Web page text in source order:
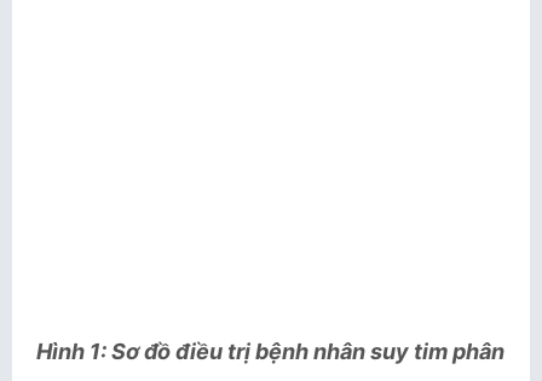
Hình 1: Sơ đồ điều trị bệnh nhân suy tim phân